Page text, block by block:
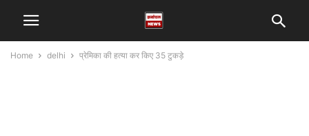
Home delhi प्रेमिका की हत्या कर किए 35 टुकड़े